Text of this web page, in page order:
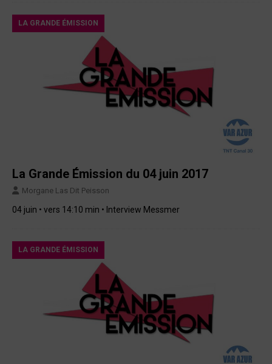
LA GRANDE ÉMISSION
La Grande Émission du 04 juin 2017
Morgane Las Dit Peisson
04 juin • vers 14:10 min • Interview Messmer
LA GRANDE ÉMISSION